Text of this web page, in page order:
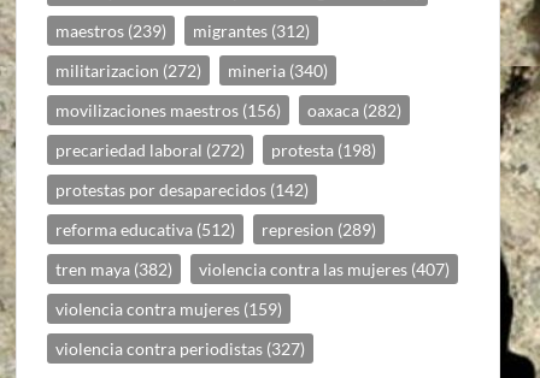
maestros (239) migrantes (312)
militarizacion (272) mineria (340)
movilizaciones maestros (156) oaxaca (282)
precariedad laboral (272) protesta (198)
protestas por desaparecidos (142)
reforma educativa (512) represion (289)
tren maya (382) violencia contra las mujeres (407)
violencia contra mujeres (159)
violencia contra periodistas (327)